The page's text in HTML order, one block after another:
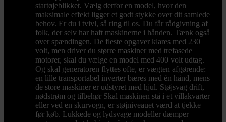
startøjeblikket. Vælg derfor en model, hvor den
maksimale effekt ligger et godt stykke over dit samlede
behov. Er du i tvivl, så ring til os. Du får rådgivning af
folk, der selv har haft maskinerne i hånden. Tænk også
over spændingen. De fleste opgaver klares med 230
volt, men driver du større maskiner med trefasede
motorer, skal du vælge en model med 400 volt udtag.
Og skal generatoren flyttes ofte, er vægten afgørende:
en lille transportabel inverter bæres med én hånd, mens
de store maskiner er udstyret med hjul. Støjsvag drift,
nødstrøm og tilbehør Skal maskinen stå i et villakvarter
eller ved en skurvogn, er støjniveauet værd at tjekke
før køb. Lukkede og lydsvage modeller dæmper